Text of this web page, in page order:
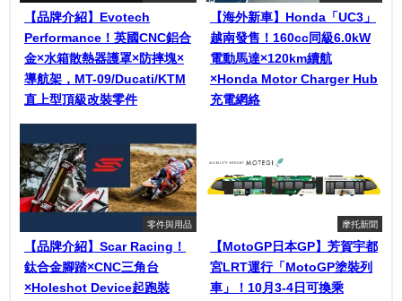
【品牌介紹】Evotech
Performance！英國CNC鋁合
金×水箱散熱器護罩×防摔塊×
導航架，MT-09/Ducati/KTM
直上型頂級改裝零件
【海外新車】Honda「UC3」
越南發售！160cc同級6.0kW
電動馬達×120km續航
×Honda Motor Charger Hub
充電網絡
零件與用品
【品牌介紹】Scar Racing！
鈦合金腳踏×CNC三角台
×Holeshot Device起跑裝
摩托新聞
【MotoGP日本GP】芳賀宇都
宮LRT運行「MotoGP塗裝列
車」！10月3-4日可換乘